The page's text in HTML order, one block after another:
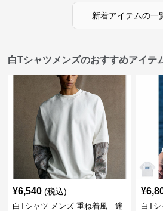
新着アイテムの一
白Tシャツメンズのおすすめアイテ
¥6,540 (税込)
白Tシャツ メンズ 重ね着風 迷
¥
白T